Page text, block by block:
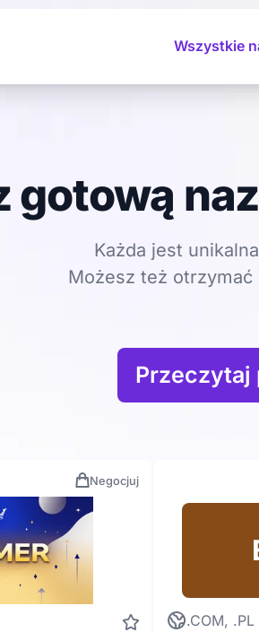
Wszystkie
gotową
Każda jest
Możesz też otrzymać
Przeczytaj
Negocjuj
.COM, .PL